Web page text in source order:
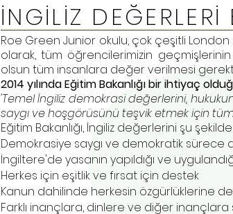
İNGİLİZ DEĞERLERİ
Roe Green Junior okulu, çok çeşitli
olarak, tüm öğrencilerimizin
olsun tüm insanlara değer verilmesi
2014 yılında Eğitim Bakanlığı bir ihtiyaç
'Temel İngiliz demokrasi değerlerini,
saygı ve hoşgörüsünü teşvik etmek için
Eğitim Bakanlığı, İngiliz değerlerini şu
Demokrasiye saygı ve demokratik sürece
İngiltere'de yasanın yapıldığı ve
Herkes için eşitlik ve fırsat için destek
Kanun dahilinde herkesin özgürlüklerine
Farklı inançlara, dinlere ve diğer inançlara